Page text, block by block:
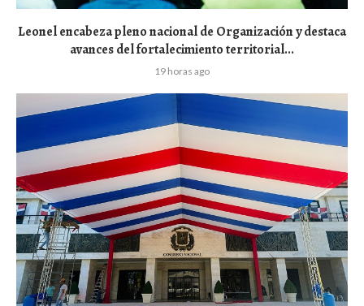
Leonel encabeza pleno nacional de Organización y destaca
avances del fortalecimiento territorial...
19 horas ago